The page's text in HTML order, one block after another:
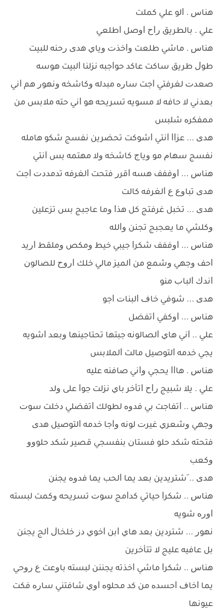
ﻫﻨﺎﺱ . ﺍﻟﻮ ﻋﻠﻲ ﻛﻤﻠﺖ
ﻋﻠﻲ . ﺑﺎﻟﻄﺮﻳﻖ ﺭﺍﺡ ﺍﻭﺻﻞ ﺍﻃﻠﻌﻲ
ﻫﻨﺎﺱ . ﻣﺎﺷﻲ ﻃﻠﻌﺖ ﻭﺍﺧﺬﺕ ﻭﻳﺎﻱ ﻫﺪﻯ ﺭﺣﻨﻪ ﻟﻠﺒﻴﺖ
ﻃﻮﻝ ﻃﺮﻳﻖ ﺳﺎﻛﺖ ﻋﺎﻛﺪ ﺣﻮﺍﺟﺒﻪ ﻧﺰﻟﻨﺎ ﺍﻟﺒﻴﺖ ﻫﻮﺳﻪ
ﺻﻌﺪﺕ ﻟﻐﺮﻓﺘﻲ ﺍﺟﺖ ﺳﺎﺭﻩ ﻣﺒﺪﻟﻪ ﻭﻛﺎﺷﺨﻪ ﻭﻧﻬﻮﺭ ﻫﻢ ﺍﻧﻲ
ﺑﻌﺪﻧﻲ ﻻ ﺣﺎﻓﻪ ﻻ ﻣﺴﻮﻳﻪ ﺗﺴﺮﻳﺤﻪ ﻫﻮ ﺍﻧﻲ ﺣﺘﻪ ﻣﻼﺑﺲ ﻣﻦ
ﻣﻤﻔﻜﺮﻩ ﺷﻠﺒﺲ
ﻫﺪﻯ ... ﻋﺰﺍﺍ ﺍﻧﺘﻲ ﺍﺷﻮﻛﺖ ﺗﺤﻀﺮﻳﻦ ﻧﻔﺴﺞ ﺷﻜﻮ ﻫﺎﻣﻠﻪ
ﻧﻔﺴﺞ ﺳﻬﺎﻡ ﻣﻮ ﻭﻳﺎﺝ ﻛﺎﺷﺨﻪ ﻭﻻ ﻣﻬﺘﻤﻪ ﺑﺲ ﺍﻧﺘﻲ
ﻫﻨﺎﺱ ... ﺍﻭﻓﻔﻒ ﻫﺴﻪ ﺍﻗﺮﺭ ﻓﺘﺤﺖ ﺍﻟﻐﺮﻓﻪ ﺗﺪﻣﺪﺩﺕ ﺍﺟﺖ
ﻫﺪﻯ ﺗﺒﺎﻭﻉ ﻉ ﺍﻟﻐﺮﻓﻪ ﻛﺎﻟﺖ
ﻫﺪﻯ ... ﺗﺨﺒﻞ ﻏﺮﻓﺘﺞ ﻛﻞ ﻫﺬﺍ ﻭﻣﺎ ﻋﺎﺟﺒﺞ ﺑﺲ ﺗﺰﻋﻠﻴﻦ
ﻭﻛﻠﺸﻲ ﻣﺎ ﻳﻌﺠﺒﺞ ﺗﺠﻨﻦ ﻭﺍﻟﻠﻪ
ﻫﻨﺎﺱ ... ﺍﻭﻓﻔﻒ ﺷﻜﺮﺍ ﺟﻴﺒﻲ ﺧﻴﻂ ﻭﻣﻜﺺ ﻭﻣﻠﻘﻂ ﺍﺭﻳﺪ
ﺍﺣﻒ ﻭﺟﻬﻲ ﻭﺷﻤﻊ ﻣﻦ ﺍﻟﻤﻴﺰ ﻣﺎﻟﻲ ﺧﻠﻚ ﺍﺭﻭﺡ ﻟﻠﺼﺎﻟﻮﻥ
ﺍﻧﺪﻙ ﺍﻟﺒﺎﺏ ﻣﻨﻮ
ﻫﺪﻯ ... ﺷﻮﻓﻲ ﺧﺎﻑ ﺍﻟﺒﻨﺎﺕ ﺍﺟﻮ
ﻫﻨﺎﺱ ... ﺍﻭﻛﻔﻲ ﺍﺗﻔﻀﻞ
ﻋﻠﻲ .. ﺍﻧﻲ ﻫﺎﻱ ﺍﻟﺼﺎﻟﻮﻧﻪ ﺟﺒﺘﻬﺎ ﺗﺤﺘﺎﺟﻴﻨﻬﺎ ﻭﺑﻌﺪ ﺍﺷﻮﻳﻪ
ﻳﺠﻲ ﺧﺪﻣﻪ ﺍﻟﺘﻮﺻﻴﻞ ﻣﺎﻟﺖ ﺍﻟﻤﻼﺑﺲ
ﻫﻨﺎﺱ . ﻫﺎﺍﺍ ﻳﺤﺠﻲ ﻭﺍﻧﻲ ﺻﺎﻓﻨﻪ ﻋﻠﻴﻪ
ﻋﻠﻲ . ﻳﻼ ﺷﺒﻴﺞ ﺭﺍﺡ ﺍﺗﺄﺧﺮ ﺑﺎﻱ ﻧﺰﻟﺖ ﺟﻮﺍ ﻋﻠﻰ ﻭﻟﺪ
ﻫﻨﺎﺱ .. ﺍﺗﻔﺎﺟﺖ ﺑﻲ ﻓﺪﻭﻩ ﻟﻄﻮﻟﻚ ﺍﺗﻔﻀﻠﻲ ﺩﺧﻠﺖ ﺳﻮﺕ
ﻭﺟﻬﻲ ﻭﺷﻌﺮﻱ ﻏﻴﺮﺕ ﻟﻮﻧﻪ ﻭﺍﺟﺎ ﺧﺪﻣﻪ ﺍﻟﺘﻮﺻﻴﻞ ﻫﺪﻯ
ﻓﺘﺤﺘﻪ ﺷﻜﺪ ﺣﻠﻮ ﻓﺴﺘﺎﻥ ﺑﻨﻔﺴﺠﻲ ﻗﺼﻴﺮ ﺷﻜﺪ ﺣﻠﻮﻭﻭ
ﻭﻛﻌﺐ
ﻫﺪﻯ .. َﺷﺘﺮﻳﺪﻳﻦ ﺑﻌﺪ ﻳﻤﺎ ﺍﻟﺤﺐ ﻳﻤﺎ ﻓﺪﻭﻩ ﻳﺠﻨﻦ
ﻫﻨﺎﺱ .. ﺷﻜﺮﺍ ﺣﻴﺎﺗﻲ ﻛﺪﺍﻣﺞ ﺳﻮﺕ ﺗﺴﺮﻳﺤﻪ ﻭﻛﻤﺖ ﻟﺒﺴﺘﻪ
ﺍﻭﺭﻩ ﺷﻮﻳﻪ
ﻧﻬﻮﺭ ... ﺷﺘﺮﺩﻳﻦ ﺑﻌﺪ ﻫﺎﻱ ﺍﺑﻦ ﺍﺧﻮﻱ ﺩﺯ ﺧﻠﺨﺎﻝ ﺍﻟﺞ ﻳﺠﻨﻦ
ﺑﻞ ﻋﺎﻓﻴﻪ ﻋﻠﻴﺞ ﻻ ﺗﺘﺄﺧﺮﻳﻦ
ﻫﻨﺎﺱ .. ﺷﻜﺮﺍ ﻣﺎﺷﻲ ﺍﺧﺬﺗﻪ ﻳﺠﻨﻨﻦ ﻟﺒﺴﺘﻪ ﺑﺎﻭﻋﺖ ﻉ ﺭﻭﺣﻲ
ﻳﻤﺎ ﺍﺧﺎﻑ ﺍﺣﺴﺪﻩ ﻣﻦ ﻛﺪ ﻣﺤﻠﻮﻩ ﺍﻭﻱ ﺷﺎﻓﺘﻨﻲ ﺳﺎﺭﻩ ﻓﻜﺖ
ﻋﻴﻮﻧﻬﺎ